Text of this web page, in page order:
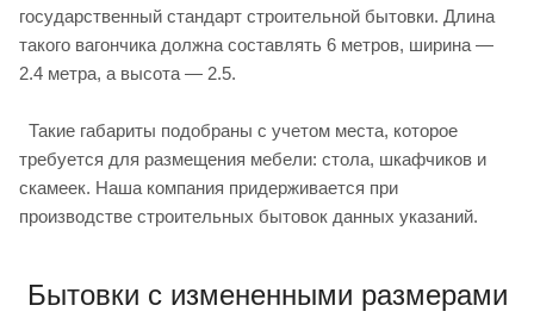
государственный стандарт строительной бытовки. Длина
такого вагончика должна составлять 6 метров, ширина —
2.4 метра, а высота — 2.5.
Такие габариты подобраны с учетом места, которое
требуется для размещения мебели: стола, шкафчиков и
скамеек. Наша компания придерживается при
производстве строительных бытовок данных указаний.
Бытовки с измененными размерами